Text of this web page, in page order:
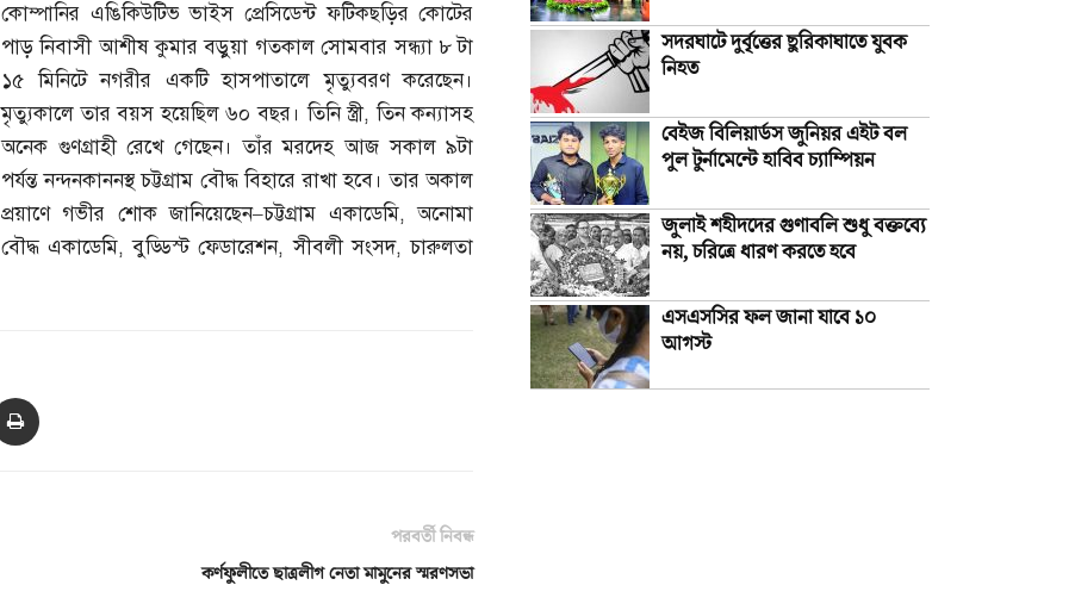
কোম্পানির এঙিকিউটিভ ভাইস প্রেসিডেন্ট ফটিকছড়ির কোটের
পাড় নিবাসী আশীষ কুমার বড়ুয়া গতকাল সোমবার সন্ধ্যা ৮ টা
১৫ মিনিটে নগরীর একটি হাসপাতালে মৃত্যুবরণ করেছেন।
মৃত্যুকালে তার বয়স হয়েছিল ৬০ বছর। তিনি স্ত্রী,তিন কন্যাসহ
অনেক গুণগ্রাহী রেখে গেছেন। তাঁর মরদেহ আজ সকাল ৯টা
পর্যন্ত নন্দনকাননস্থ চট্টগ্রাম বৌদ্ধ বিহারে রাখা হবে। তার অকাল
প্রয়াণে গভীর শোক জানিয়েছেন–চট্টগ্রাম একাডেমি,অনোমা
বৌদ্ধ একাডেমি,বুড্ডিস্ট ফেডারেশন,সীবলী সংসদ,চারুলতা
পরবর্তী নিবন্ধ
কর্ণফুলীতে ছাত্রলীগ নেতা মামুনের স্মরণসভা
সদরঘাটে দুর্বৃত্তের ছুরিকাঘাতে যুবক
নিহত
বেইজ বিলিয়ার্ডস জুনিয়র এইট বল
পুল টুর্নামেন্টে হাবিব চ্যাম্পিয়ন
জুলাই শহীদদের গুণাবলি শুধু বক্তব্যে
নয়, চরিত্রে ধারণ করতে হবে
এসএসসির ফল জানা যাবে ১০
আগস্ট